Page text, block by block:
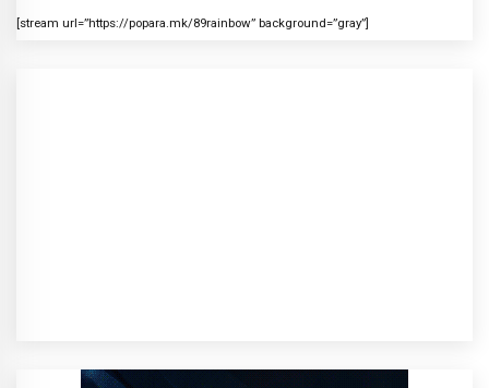
[stream url=”https://popara.mk/89rainbow” background=”gray”]